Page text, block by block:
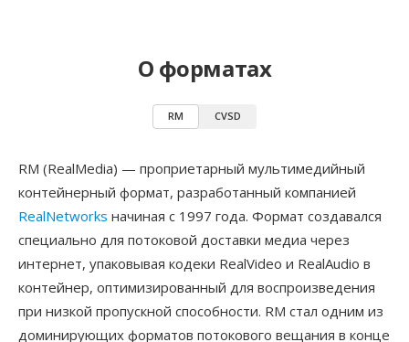
О форматах
RM CVSD
RM (RealMedia) — проприетарный мультимедийный
контейнерный формат, разработанный компанией
RealNetworks начиная с 1997 года. Формат создавался
специально для потоковой доставки медиа через
интернет, упаковывая кодеки RealVideo и RealAudio в
контейнер, оптимизированный для воспроизведения
при низкой пропускной способности. RM стал одним из
доминирующих форматов потокового вещания в конце